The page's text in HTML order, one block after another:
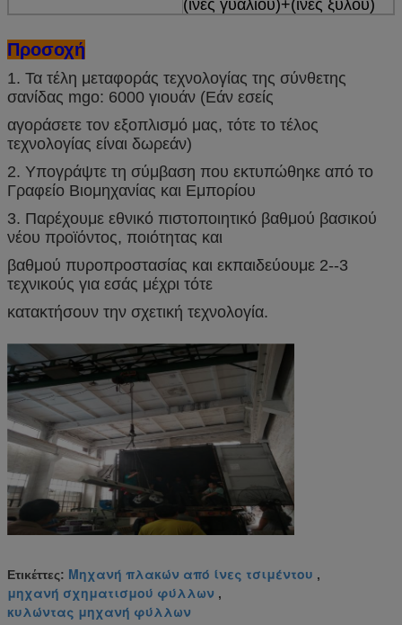
(ίνες γυαλιού)+(ίνες ξύλου)
Προσοχή
1. Τα τέλη μεταφοράς τεχνολογίας της σύνθετης
σανίδας mgo: 6000 γιουάν (Εάν εσείς
αγοράσετε τον εξοπλισμό μας, τότε το τέλος
τεχνολογίας είναι δωρεάν)
2. Υπογράψτε τη σύμβαση που εκτυπώθηκε από το
Γραφείο Βιομηχανίας και Εμπορίου
3. Παρέχουμε εθνικό πιστοποιητικό βαθμού βασικού
νέου προϊόντος, ποιότητας και
βαθμού πυροπροστασίας και εκπαιδεύουμε 2--3
τεχνικούς για εσάς μέχρι τότε
κατακτήσουν την σχετική τεχνολογία.
Ετικέττες: Μηχανή πλακών από ίνες τσιμέντου ,
μηχανή σχηματισμού φύλλων ,
κυλώντας μηχανή φύλλων